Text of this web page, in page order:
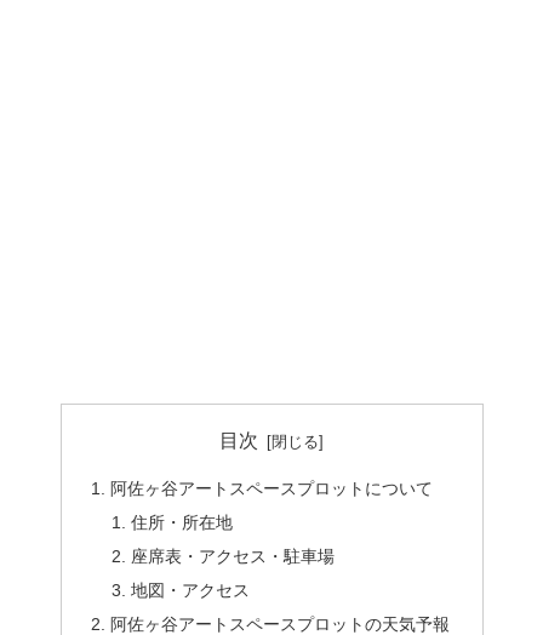
目次
阿佐ヶ谷アートスペースプロットについて
住所・所在地
座席表・アクセス・駐車場
地図・アクセス
阿佐ヶ谷アートスペースプロットの天気予報